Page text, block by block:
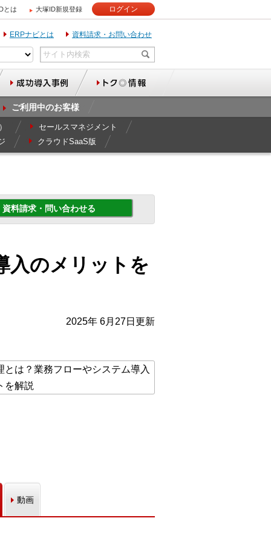
とは 大塚ID新規登録 ログイン
ERPナビとは 資料請求・お問い合わせ
ご利用中のお客様
セールスマネジメント
クラウドSaaS版
資料請求・問い合わせる
入のメリットを
2025年 6月27日更新
動画